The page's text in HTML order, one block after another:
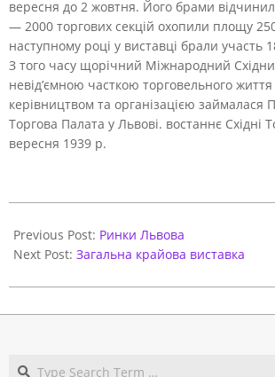
вересня до 2 жовтня. Його брами
— 2000 торгових секцій охопили площу
наступному році у виставці брали участь
З того часу щорічний Міжнародний
невід’ємною часткою торговельного життя
керівництвом та організацією займалася
Торгова Палата у Львові. востаннє Східні
вересня 1939 р.
10-
27
Previous Post: Ринки Львова
Next Post: Загальна крайова виставка